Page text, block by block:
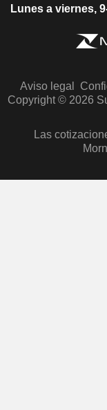
Lunes a viernes,
Aviso legal
Copyright © 2026
Las